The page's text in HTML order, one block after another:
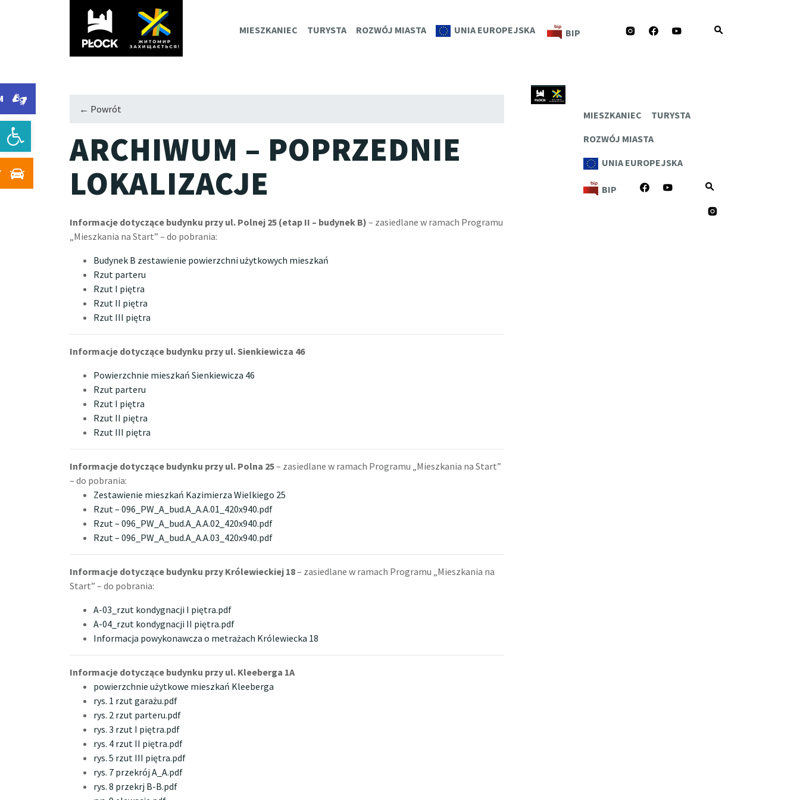
Otwórz pasek narzędzi
PLOCK.EU
MIESZKANIEC TURYSTA ROZWÓJ MIASTA UNIA EUROPEJSKA BIP YOUTUBE
FACEBOOK
INSTAGRAM
← Powrót
ARCHIWUM – POPRZEDNIE
LOKALIZACJE
Informacje dotyczące budynku przy ul. Polnej 25 (etap II – budynek B) – zasiedlane w ramach Programu
„Mieszkania na Start” – do pobrania:
Budynek B zestawienie powierzchni użytkowych mieszkań
Rzut parteru
Rzut I piętra
Rzut II piętra
Rzut III piętra
Informacje dotyczące budynku przy ul. Sienkiewicza 46
Powierzchnie mieszkań Sienkiewicza 46
Rzut parteru
Rzut I piętra
Rzut II piętra
Rzut III piętra
Informacje dotyczące budynku przy ul. Polna 25– zasiedlane w ramach Programu „Mieszkania na Start”
– do pobrania:
Zestawienie mieszkań Kazimierza Wielkiego 25
Rzut – 096_PW_A_bud.A_A.A.01_420x940.pdf
Rzut – 096_PW_A_bud.A_A.A.02_420x940.pdf
Rzut – 096_PW_A_bud.A_A.A.03_420x940.pdf
Informacje dotyczące budynku przy Królewieckiej 18– zasiedlane w ramach Programu „Mieszkania na
Start” – do pobrania:
A-03_rzut kondygnacji I piętra.pdf
A-04_rzut kondygnacji II piętra.pdf
Informacja powykonawcza o metrażach Królewiecka 18
Informacje dotyczące budynku przy ul. Kleeberga 1A
powierzchnie użytkowe mieszkań Kleeberga
rys. 1 rzut garażu.pdf
rys. 2 rzut parteru.pdf
rys. 3 rzut I piętra.pdf
rys. 4 rzut II piętra.pdf
rys. 5 rzut III piętra.pdf
rys. 7 przekrój A_A.pdf
rys. 8 przekrj B-B.pdf
do
treści
PLOCK.EU
MIESZKANIEC
TURYSTA
ROZWÓJ MIASTA
UNIA EUROPEJSKA
BIP YOUTUBE
FACEBOOK